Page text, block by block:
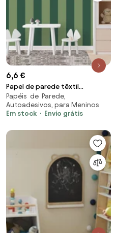
6,6 €
Papel de parede têxtil
autoadesivo Arco - Olive Leaf
(verde suave com impressão
natural)
Papéis de Parede,
Autoadesivos, para Meninos
Em stock
Envio grátis